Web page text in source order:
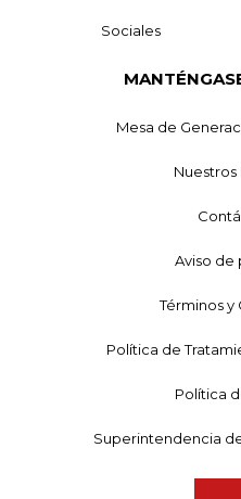
Sociales
Mesa de
Aviso de
Términos y
Política de
Política
Superintendencia